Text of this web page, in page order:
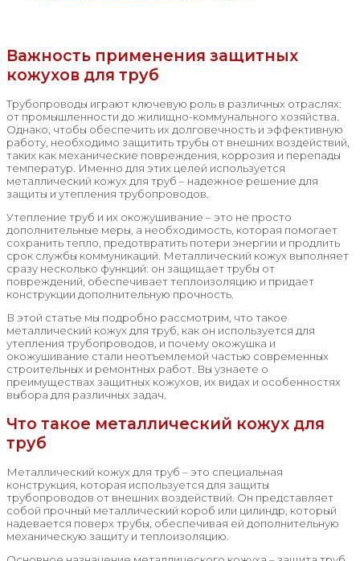
Важность применения защитных
кожухов для труб
Трубопроводы играют ключевую роль в различных отраслях:
от промышленности до жилищно-коммунального хозяйства.
Однако, чтобы обеспечить их долговечность и эффективную
работу, необходимо защитить трубы от внешних воздействий,
таких как механические повреждения, коррозия и перепады
температур. Именно для этих целей используется
металлический кожух для труб – надежное решение для
защиты и утепления трубопроводов.
Утепление труб и их окожушивание – это не просто
дополнительные меры, а необходимость, которая помогает
сохранить тепло, предотвратить потери энергии и продлить
срок службы коммуникаций. Металлический кожух выполняет
сразу несколько функций: он защищает трубы от
повреждений, обеспечивает теплоизоляцию и придает
конструкции дополнительную прочность.
В этой статье мы подробно рассмотрим, что такое
металлический кожух для труб, как он используется для
утепления трубопроводов, и почему окожушка и
окожушивание стали неотъемлемой частью современных
строительных и ремонтных работ. Вы узнаете о
преимуществах защитных кожухов, их видах и особенностях
выбора для различных задач.
Что такое металлический кожух для
труб
Металлический кожух для труб – это специальная
конструкция, которая используется для защиты
трубопроводов от внешних воздействий. Он представляет
собой прочный металлический короб или цилиндр, который
надевается поверх трубы, обеспечивая ей дополнительную
механическую защиту и теплоизоляцию.